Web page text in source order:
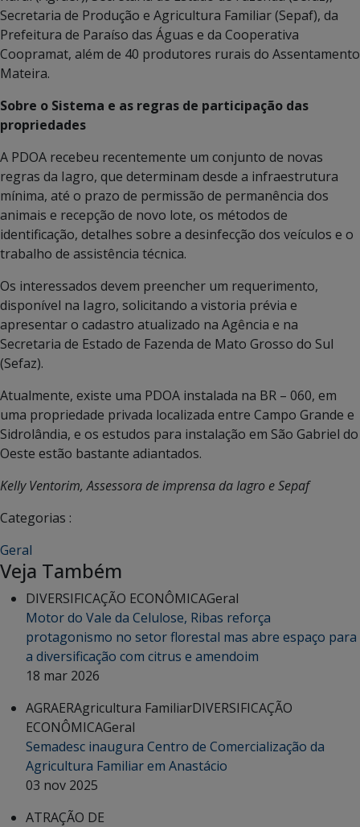
Secretaria de Produção e Agricultura Familiar (Sepaf), da
Prefeitura de Paraíso das Águas e da Cooperativa
Coopramat, além de 40 produtores rurais do Assentamento
Mateira.
Sobre o Sistema e as regras de participação das
propriedades
A PDOA recebeu recentemente um conjunto de novas
regras da Iagro, que determinam desde a infraestrutura
mínima, até o prazo de permissão de permanência dos
animais e recepção de novo lote, os métodos de
identificação, detalhes sobre a desinfecção dos veículos e o
trabalho de assistência técnica.
Os interessados devem preencher um requerimento,
disponível na Iagro, solicitando a vistoria prévia e
apresentar o cadastro atualizado na Agência e na
Secretaria de Estado de Fazenda de Mato Grosso do Sul
(Sefaz).
Atualmente, existe uma PDOA instalada na BR – 060, em
uma propriedade privada localizada entre Campo Grande e
Sidrolândia, e os estudos para instalação em São Gabriel do
Oeste estão bastante adiantados.
Kelly Ventorim, Assessora de imprensa da Iagro e Sepaf
Categorias :
Geral
Veja Também
DIVERSIFICAÇÃO ECONÔMICAGeral
Motor do Vale da Celulose, Ribas reforça
protagonismo no setor florestal mas abre espaço para
a diversificação com citrus e amendoim
18 mar 2026
AGRAERAgricultura FamiliarDIVERSIFICAÇÃO
ECONÔMICAGeral
Semadesc inaugura Centro de Comercialização da
Agricultura Familiar em Anastácio
03 nov 2025
ATRAÇÃO DE